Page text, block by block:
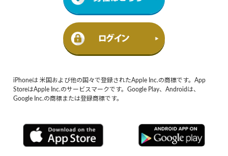
iPhoneは 米国および他の国々で登録されたApple Inc.の商標です。App
StoreはApple Inc.のサービスマークです。Google Play、Androidは、
Google Inc.の商標または登録商標です。